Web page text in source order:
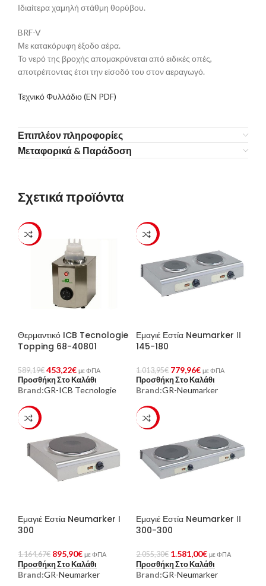
Ιδιαίτερα χαμηλή στάθμη θορύβου.
BRF-V
Με κατακόρυφη έξοδο αέρα.
Το νερό της βροχής απομακρύνεται από ειδικές οπές,
αποτρέποντας έτσι την είσοδό του στον αεραγωγό.
Τεχνικό Φυλλάδιο (EN PDF)
Επιπλέον πληροφορίες
Μεταφορικά & Παράδοση
Σχετικά προϊόντα
-23%
Θερμαντικό ICB Tecnologie
Topping 68-40801
589,19€ 453,22€ με ΦΠΑ
Προσθήκη Στο Καλάθι
Brand:GR-ICB Tecnologie
-23%
Εμαγιέ Εστία Neumarker ΙΙ
145-180
1.013,95€ 779,96€ με ΦΠΑ
Προσθήκη Στο Καλάθι
Brand:GR-Neumarker
-23%
Εμαγιέ Εστία Neumarker Ι
300
1.164,67€ 895,90€ με ΦΠΑ
Προσθήκη Στο Καλάθι
Brand:GR-Neumarker
-23%
Εμαγιέ Εστία Neumarker ΙΙ
300-300
2.055,30€ 1.581,00€ με ΦΠΑ
Προσθήκη Στο Καλάθι
Brand:GR-Neumarker